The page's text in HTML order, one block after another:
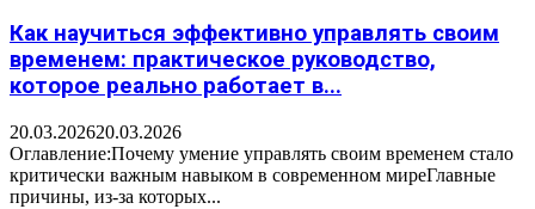
Как научиться эффективно управлять своим
временем: практическое руководство,
которое реально работает в...
20.03.202620.03.2026
Оглавление:Почему умение управлять своим временем стало
критически важным навыком в современном миреГлавные
причины, из-за которых...